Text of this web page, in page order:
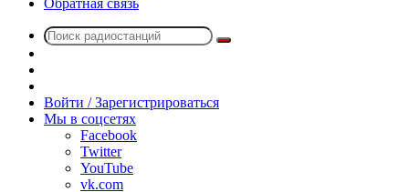
Обратная связь
Поиск
радио
Войти / Зарегистрироваться
Мы в соцсетях
Facebook
Twitter
YouTube
vk.com